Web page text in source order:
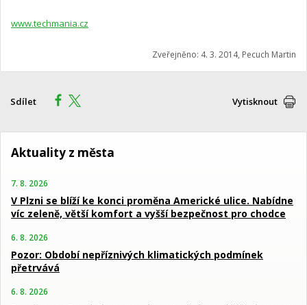
www.techmania.cz
Zveřejněno: 4. 3. 2014, Pecuch Martin
Sdílet Vytisknout
Aktuality z města
7. 8. 2026
V Plzni se blíží ke konci proměna Americké ulice. Nabídne
víc zeleně, větší komfort a vyšší bezpečnost pro chodce
6. 8. 2026
Pozor: Období nepříznivých klimatických podmínek
přetrvává
6. 8. 2026